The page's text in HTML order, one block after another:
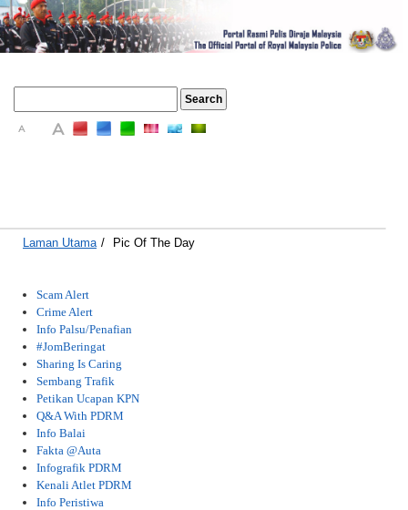
A A
Laman Utama / Pic Of The Day
Scam Alert
Crime Alert
Info Palsu/Penafian
#JomBeringat
Sharing Is Caring
Sembang Trafik
Petikan Ucapan KPN
Q&A With PDRM
Info Balai
Fakta @Auta
Infografik PDRM
Kenali Atlet PDRM
Info Peristiwa